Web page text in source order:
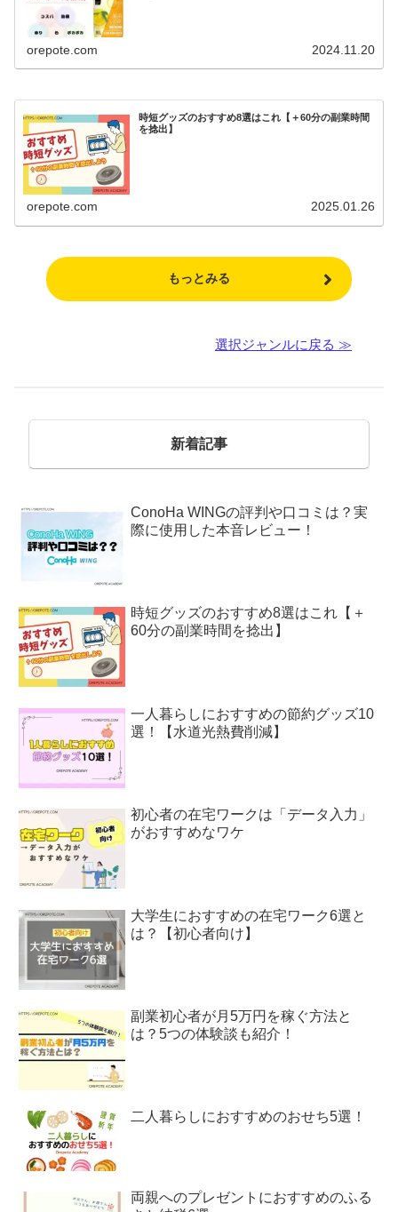
orepote.com 2024.11.20
時短グッズのおすすめ8選はこれ【＋60分の副業時間
を捻出】
orepote.com 2025.01.26
もっとみる
選択ジャンルに戻る ≫
新着記事
ConoHa WINGの評判や口コミは？実
際に使用した本音レビュー！
時短グッズのおすすめ8選はこれ【＋
60分の副業時間を捻出】
一人暮らしにおすすめの節約グッズ10
選！【水道光熱費削減】
初心者の在宅ワークは「データ入力」
がおすすめなワケ
大学生におすすめの在宅ワーク6選と
は？【初心者向け】
副業初心者が月5万円を稼ぐ方法と
は？5つの体験談も紹介！
二人暮らしにおすすめのおせち5選！
両親へのプレゼントにおすすめのふる